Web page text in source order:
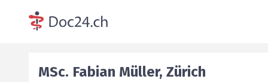
MSc. Fabian Müller, Zürich